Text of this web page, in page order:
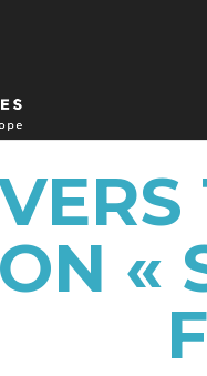
«